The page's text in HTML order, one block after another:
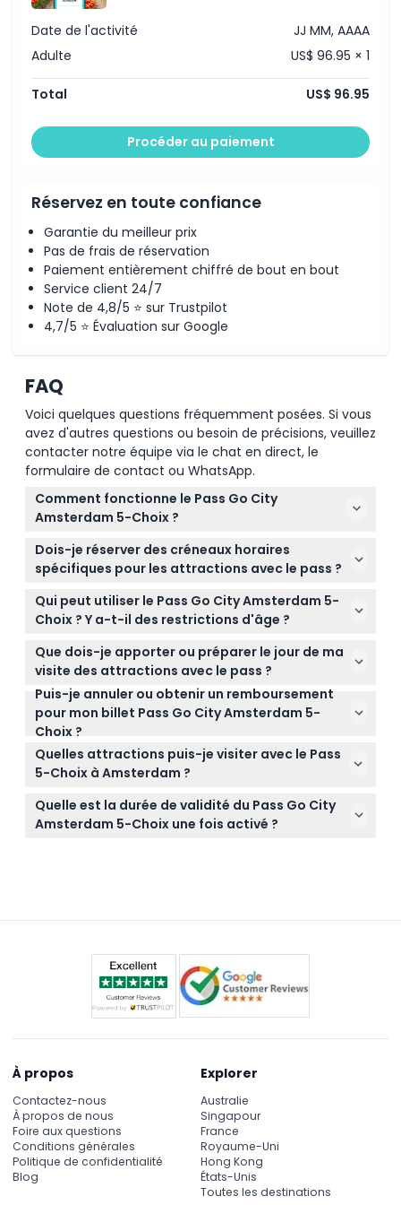
Date de l'activité
JJ MM, AAAA
Adulte
US$ 96.95 × 1
Total US$ 96.95
Procéder au paiement
Réservez en toute confiance
Garantie du meilleur prix
Pas de frais de réservation
Paiement entièrement chiffré de bout en bout
Service client 24/7
Note de 4,8/5 ⭐ sur Trustpilot
4,7/5 ⭐ Évaluation sur Google
FAQ
Voici quelques questions fréquemment posées. Si vous
avez d'autres questions ou besoin de précisions, veuillez
contacter notre équipe via le chat en direct, le
formulaire de contact ou WhatsApp.
Comment fonctionne le Pass Go City
Amsterdam 5-Choix ?
Avec le Pass 5-Choix, vous choisissez cinq
attractions parmi plus de 40 options à Amsterdam.
Votre pass s'active dès que vous visitez votre
première attraction et reste valide pendant 30
jours, vous permettant d'explorer à votre propre
Dois-je réserver des créneaux horaires
spécifiques pour les attractions avec le pass ?
Certaines attractions incluses dans le pass
nécessitent une réservation préalable ou des
créneaux horaires, il est donc préférable de vérifier
les exigences de chaque lieu avant de partir. Vous
pouvez voir la disponibilité et effectuer des
réservations en ligne ici lors du processus de
paiement.
Qui peut utiliser le Pass Go City Amsterdam 5-
Choix ? Y a-t-il des restrictions d'âge ?
Le pass convient à tous à partir de 3 ans. Notez que
les enfants âgés de 13 ans et plus paient le même
Que dois-je apporter ou préparer le jour de ma
visite des attractions avec le pass ?
Apportez votre bon de pass numérique sur votre
téléphone ou imprimé. Vérifiez également les
heures d'ouverture de chaque attraction et les
conditions d'entrée spécifiques pour garantir une
visite sans encombre.
Puis-je annuler ou obtenir un remboursement
pour mon billet Pass Go City Amsterdam 5-
Choix ?
Les billets pour le Pass 5-Choix ne sont pas
remboursables et ne peuvent pas être annulés,
Quelles attractions puis-je visiter avec le Pass
5-Choix à Amsterdam ?
Vous pouvez choisir parmi plus de 40 attractions, y
compris le Rijksmuseum, l'Heineken Experience et
Quelle est la durée de validité du Pass Go City
Amsterdam 5-Choix une fois activé ?
À propos
Contactez-nous
À propos de nous
Foire aux questions
Conditions générales
Politique de confidentialité
Blog
Explorer
Australie
Singapour
France
Royaume-Uni
Hong Kong
États-Unis
Toutes les destinations